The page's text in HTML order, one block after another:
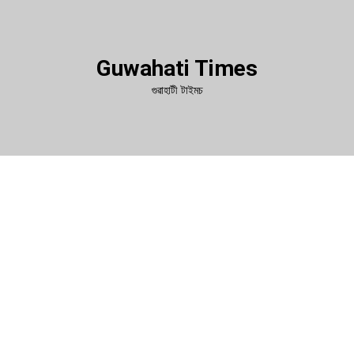
Guwahati Times
গুৱাহাটী টাইমচ